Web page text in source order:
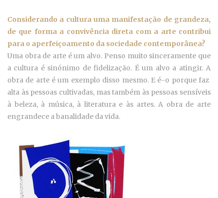
Considerando a cultura uma manifestação de grandeza,
de que forma a convivência direta com a arte contribui
para o aperfeiçoamento da sociedade contemporânea?
Uma obra de arte é um alvo. Penso muito sinceramente que
a cultura é sinónimo de fidelização. É um alvo a atingir. A
obra de arte é um exemplo disso mesmo. E é-o porque faz
alta às pessoas cultivadas, mas também às pessoas sensíveis
à beleza, à música, à literatura e às artes. A obra de arte
engrandece a banalidade da vida.